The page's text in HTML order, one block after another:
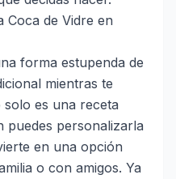
Coca de Vidre en
forma estupenda de
mientras te
es una receta
puedes personalizarla
en una opción
o con amigos. Ya